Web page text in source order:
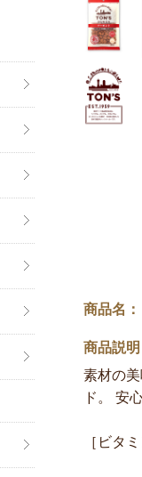
商品名
商品説明
素材の
ド。 安
［ビタ